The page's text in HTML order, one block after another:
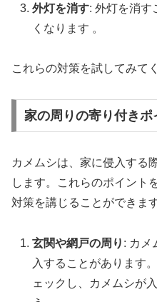
外灯を消す: 外灯を消す
くなります 。
これらの対策を試してみて
家の周りの寄り付きポ
カメムシは、家に侵入する
します。これらのポイント
対策を講じることができます
玄関や網戸の周り : カメ
入することがあります
ェックし、カメムシが